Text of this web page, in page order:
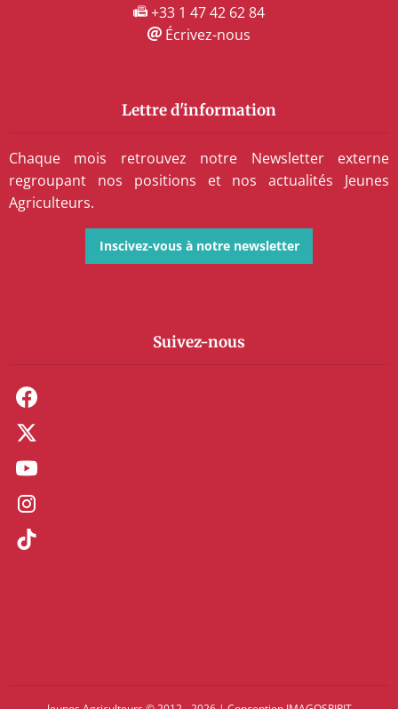
+33 1 47 42 62 84
Écrivez-nous
Lettre d'information
Chaque mois retrouvez notre Newsletter externe
regroupant nos positions et nos actualités Jeunes
Agriculteurs.
Inscivez-vous à notre newsletter
Suivez-nous